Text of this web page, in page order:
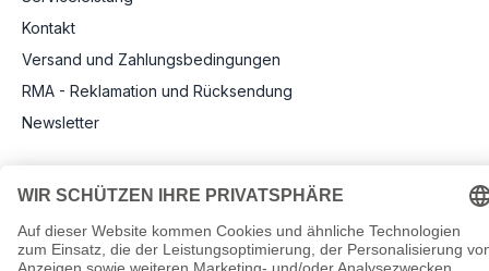
Kontakt
Versand und Zahlungsbedingungen
RMA - Reklamation und Rücksendung
Newsletter
Rechtliche Angaben
Impressum